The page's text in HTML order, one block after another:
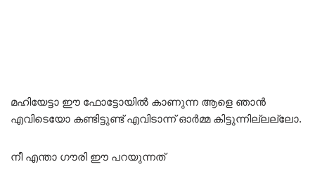
മഹിയേട്ടാ ഈ ഫോട്ടോയിൽ കാണുന്ന ആളെ ഞാൻ
എവിടെയോ കണ്ടിട്ടുണ്ട് എവിടാന്ന് ഓർമ്മ കിട്ടുന്നില്ലല്ലോ.
നീ എന്താ ഗൗരി ഈ പറയുന്നത്